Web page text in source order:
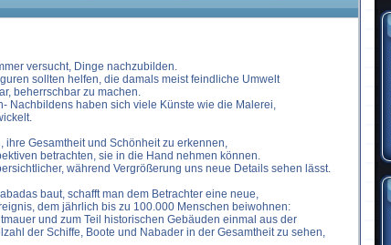
versucht, Dinge nachzubilden.
sollten helfen, die damals meist feindliche Umwelt
beherrschbar zu machen.
Nachbildens haben sich viele Künste wie die Malerei,
ihre Gesamtheit und Schönheit zu erkennen,
betrachten, sie in die Hand nehmen können.
während Vergrößerung uns neue Details sehen lässt.
baut, schafft man dem Betrachter eine neue,
dem jährlich bis zu 100.000 Menschen beiwohnen:
und zum Teil historischen Gebäuden einmal aus der
der Schiffe, Boote und Nabader in der Gesamtheit zu sehen,